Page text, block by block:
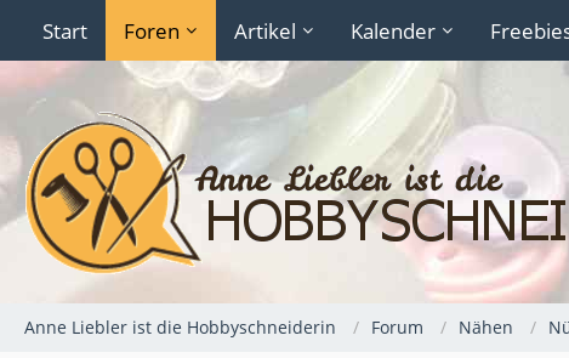
Start Foren Artikel Kalender
Anne Liebler ist die Hobbyschneiderin Forum Nähen